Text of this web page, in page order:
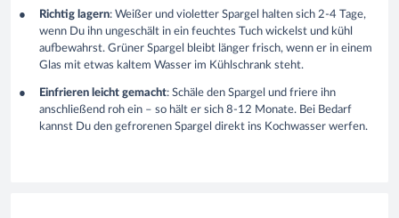
Richtig lagern: Weißer und violetter Spargel halten sich 2-4 Tage,
wenn Du ihn ungeschält in ein feuchtes Tuch wickelst und kühl
aufbewahrst. Grüner Spargel bleibt länger frisch, wenn er in einem
Glas mit etwas kaltem Wasser im Kühlschrank steht.
Einfrieren leicht gemacht: Schäle den Spargel und friere ihn
anschließend roh ein – so hält er sich 8-12 Monate. Bei Bedarf
kannst Du den gefrorenen Spargel direkt ins Kochwasser werfen.